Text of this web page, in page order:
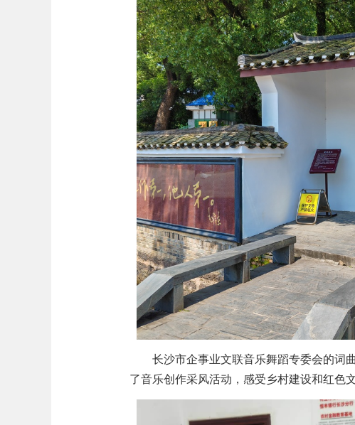
长沙市企事业文联音乐舞蹈专委会的词
了音乐创作采风活动，感受乡村建设和红色